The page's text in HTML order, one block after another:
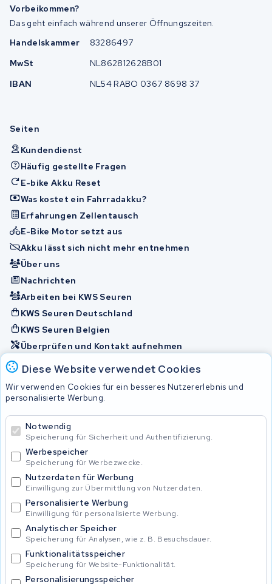
Diese Website verwendet Cookies
Wir verwenden Cookies für ein besseres Nutzererlebnis und
personalisierte Werbung.
Notwendig
Speicherung für Sicherheit und Authentifizierung.
Werbespeicher
Speicherung für Werbezwecke.
Nutzerdaten für Werbung
Einwilligung zur Übermittlung von Nutzerdaten.
Personalisierte Werbung
Einwilligung für personalisierte Werbung.
Analytischer Speicher
Speicherung für Analysen, wie z. B. Besuchsdauer.
Funktionalitätsspeicher
Speicherung für Website-Funktionalität.
Personalisierungsspeicher
Vorbeikommen?
Das geht einfach während unserer Öffnungszeiten.
Handelskammer
83286497
MwSt
NL862812628B01
IBAN
NL54 RABO 0367 8698 37
Seiten
Kundendienst
Häufig gestellte Fragen
E-bike Akku Reset
Was kostet ein Fahrradakku?
Erfahrungen Zellentausch
E-Bike Motor setzt aus
Akku lässt sich nicht mehr entnehmen
Über uns
Nachrichten
Arbeiten bei KWS Seuren
KWS Seuren Deutschland
KWS Seuren Belgien
Überprüfen und Kontakt aufnehmen
Allgemeine Geschäftsbedingungen
Privacy Policy